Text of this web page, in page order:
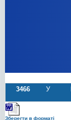
3466 У
Зберегти в форматі